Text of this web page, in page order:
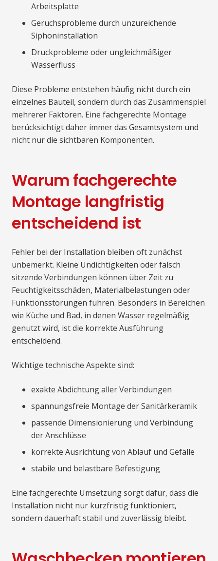
Arbeitsplatte
Geruchsprobleme durch unzureichende
Siphoninstallation
Druckprobleme oder ungleichmäßiger
Wasserfluss
Diese Probleme entstehen häufig nicht durch ein
einzelnes Bauteil, sondern durch das Zusammenspiel
mehrerer Faktoren. Eine fachgerechte Montage
berücksichtigt daher immer das Gesamtsystem und
nicht nur die sichtbaren Komponenten.
Warum fachgerechte
Montage langfristig
entscheidend ist
Fehler bei der Installation bleiben oft zunächst
unbemerkt. Kleine Undichtigkeiten oder falsch
sitzende Verbindungen können über Zeit zu
Feuchtigkeitsschäden, Materialbelastungen oder
Funktionsstörungen führen. Besonders in Bereichen
wie Küche und Bad, in denen Wasser regelmäßig
genutzt wird, ist die korrekte Ausführung
entscheidend.
Wichtige technische Aspekte sind:
exakte Abdichtung aller Verbindungen
spannungsfreie Montage der Sanitärkeramik
passende Dimensionierung und Verbindung
der Anschlüsse
korrekte Ausrichtung von Ablauf und Gefälle
stabile und belastbare Befestigung
Eine fachgerechte Umsetzung sorgt dafür, dass die
Installation nicht nur kurzfristig funktioniert,
sondern dauerhaft stabil und zuverlässig bleibt.